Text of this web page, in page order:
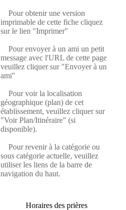
Pour obtenir une version
imprimable de cette fiche cliquez
sur le lien "Imprimer"
Pour envoyer à un ami un petit
message avec l'URL de cette page
veuillez cliquer sur "Envoyer à un
ami"
Pour voir la localisation
géographique (plan) de cet
établissement, veuillez cliquer sur
"Voir Plan/Itinéraire" (si
disponible).
Pour revenir à la catégorie ou
sous catégorie actuelle, veuillez
utiliser les liens de la barre de
navigation du haut.
Horaires des prières